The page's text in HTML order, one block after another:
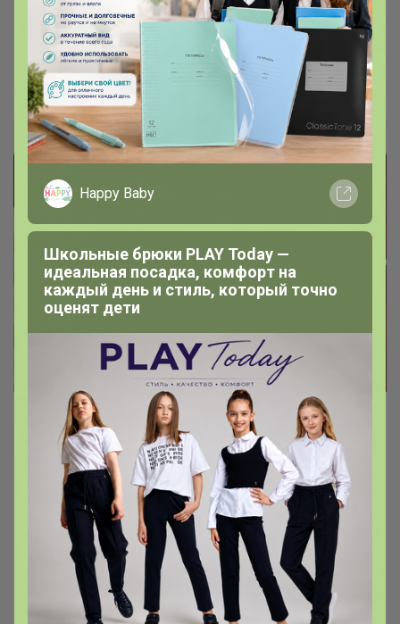
Goostawbergen — норвежский бренд
верхней одежды: справится с
сибирскими морозами
Брюнетка
Озимый чеснок Гигант, 185 руб. за 0,5
кг - лучшая цена
Очень крупный озимый чеснок по самой
выгодной на сайте цене, в наличии (уже приехал
из Новосибирска)
Эльф
Happy Baby
Школьные брюки PLAY Today —
идеальная посадка, комфорт на
каждый день и стиль, который точно
оценят дети